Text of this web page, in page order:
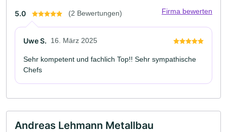
5.0 (2 Bewertungen) Firma bewerten
Uwe S. 16. März 2025
Sehr kompetent und fachlich Top!! Sehr sympathische
Chefs
Andreas Lehmann Metallbau